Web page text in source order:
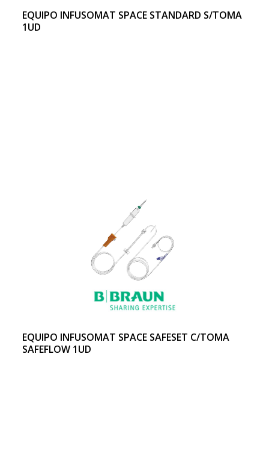
EQUIPO INFUSOMAT SPACE STANDARD S/TOMA
1UD
EQUIPO INFUSOMAT SPACE SAFESET C/TOMA
SAFEFLOW 1UD